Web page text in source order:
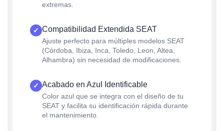
extremas.
✓ Compatibilidad Extendida SEAT
Ajuste perfecto para múltiples modelos SEAT
(Córdoba, Ibiza, Inca, Toledo, Leon, Altea,
Alhambra) sin necesidad de modificaciones.
✓ Acabado en Azul Identificable
Color azul que se integra con el diseño de tu
SEAT y facilita su identificación rápida durante
el mantenimiento.